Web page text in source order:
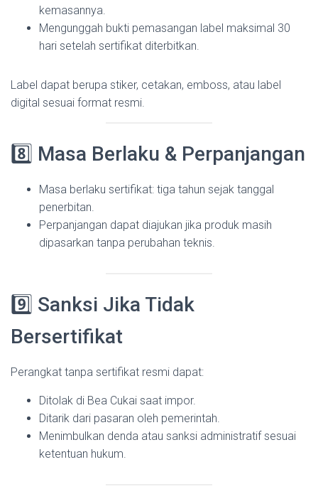
kemasannya.
Mengunggah bukti pemasangan label maksimal 30
hari setelah sertifikat diterbitkan.
Label dapat berupa stiker, cetakan, emboss, atau label
digital sesuai format resmi.
8️⃣ Masa Berlaku & Perpanjangan
Masa berlaku sertifikat: tiga tahun sejak tanggal
penerbitan.
Perpanjangan dapat diajukan jika produk masih
dipasarkan tanpa perubahan teknis.
9️⃣ Sanksi Jika Tidak
Bersertifikat
Perangkat tanpa sertifikat resmi dapat:
Ditolak di Bea Cukai saat impor.
Ditarik dari pasaran oleh pemerintah.
Menimbulkan denda atau sanksi administratif sesuai
ketentuan hukum.